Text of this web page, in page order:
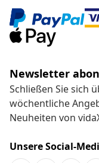
Newsletter
Schließen Sie sich
wöchentliche
Neuheiten von
Unsere Social-